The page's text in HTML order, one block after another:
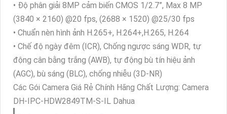
• Độ phân giải 8MP cảm biến CMOS 1/2.7”, Max 8 MP
(3840 × 2160) @20 fps, (2688 × 1520) @25/30 fps
• Chuẩn nèn hình ảnh H.265+, H.264+,H.265, H.264
• Chế độ ngày đêm (ICR), Chống ngược sáng WDR, tự
động cân bằng trắng (AWB), tự động bù tín hiệu ảnh
(AGC), bù sáng (BLC), chống nhiễu (3D-NR)
Các Gói Camera Giá Rẻ Chính Hãng Chất Lượng: Camera
DH-IPC-HDW2849TM-S-IL Dahua